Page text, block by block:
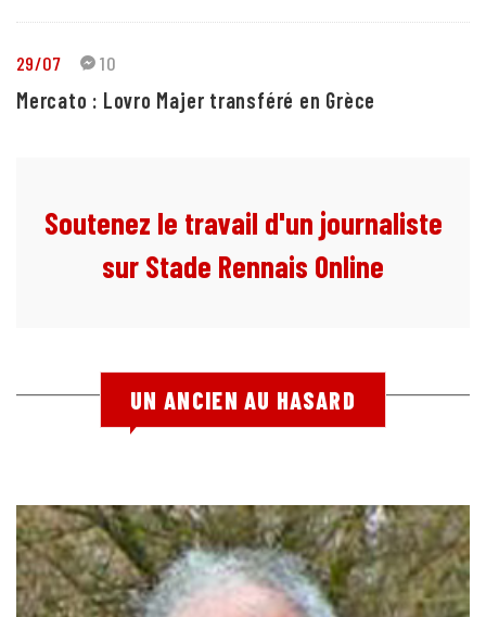
29/07 10
Mercato : Lovro Majer transféré en Grèce
Soutenez le travail d'un journaliste
sur Stade Rennais Online
UN ANCIEN AU HASARD